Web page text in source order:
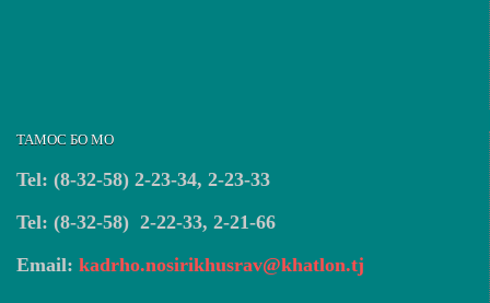
ТАМОС БО МО
Tel: (8-32-58) 2-23-34, 2-23-33
Tel: (8-32-58) 2-22-33, 2-21-66
Email: kadrho.nosirikhusrav@khatlon.tj